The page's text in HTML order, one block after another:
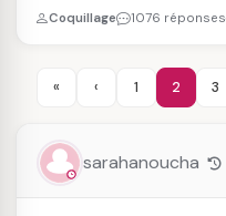
Coquillage 1076 réponses
« ‹ 1 2 3
sarahanoucha